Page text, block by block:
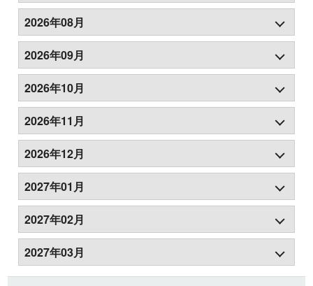
2026年08月
2026年09月
2026年10月
2026年11月
2026年12月
2027年01月
2027年02月
2027年03月